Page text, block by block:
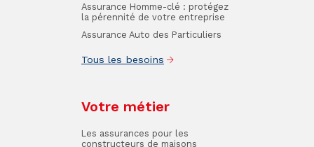
Assurance Homme-clé : protégez
la pérennité de votre entreprise
Assurance Auto des Particuliers
Tous les besoins
Votre métier
Les assurances pour les
constructeurs de maisons